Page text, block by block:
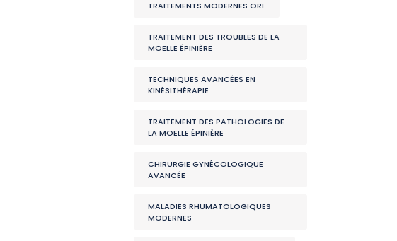
TRAITEMENTS MODERNES ORL
TRAITEMENT DES TROUBLES DE LA
MOELLE ÉPINIÈRE
TECHNIQUES AVANCÉES EN
KINÉSITHÉRAPIE
TRAITEMENT DES PATHOLOGIES DE
LA MOELLE ÉPINIÈRE
CHIRURGIE GYNÉCOLOGIQUE
AVANCÉE
MALADIES RHUMATOLOGIQUES
MODERNES